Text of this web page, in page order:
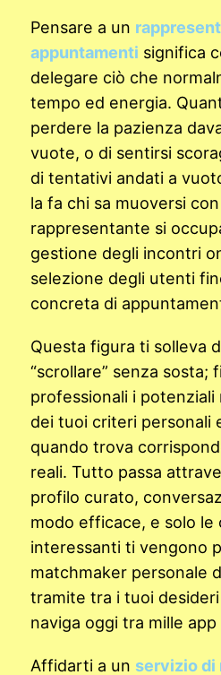
Pensare a un
appuntamenti significa
delegare ciò che
tempo ed energia.
perdere la pazienza
vuote, o di sentirsi
di tentativi andati a
la fa chi sa muoversi
rappresentante si
gestione degli incontri
selezione degli utenti
concreta di
Questa figura ti solleva
“scrollare” senza sosta;
professionali i potenziali
dei tuoi criteri personali
quando trova
reali. Tutto passa
profilo curato,
modo efficace, e solo le
interessanti ti vengono
matchmaker personale
tramite tra i tuoi
naviga oggi tra mille
Affidarti a un servizio di